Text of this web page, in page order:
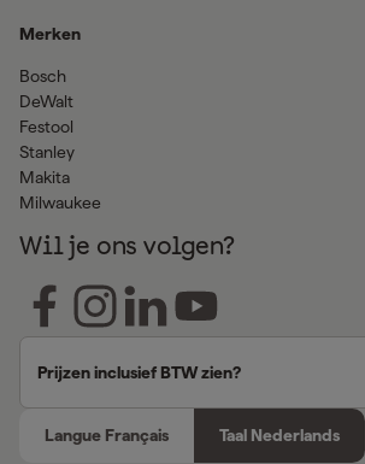
Merken
Bosch
DeWalt
Festool
Stanley
Makita
Milwaukee
Wil je ons volgen?
Prijzen inclusief BTW zien?
Langue Français Taal Nederlands